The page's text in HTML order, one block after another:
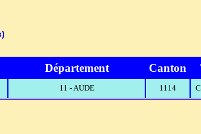
Département Canton
11 - AUDE 1114